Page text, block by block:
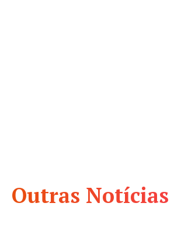
Outras Notícias